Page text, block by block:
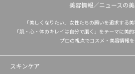
美容情報／ニュースの
「美しくなりたい」女性たちの願いを追求する
「肌・心・体のキレイは自分で磨く」をテーマに美
プロの視点でコスメ・美容情報を
スキンケア